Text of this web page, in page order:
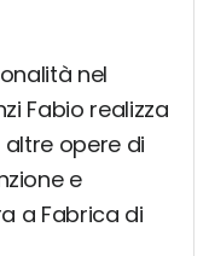
nel
Fabio realizza
opere di
e
a Fabrica di